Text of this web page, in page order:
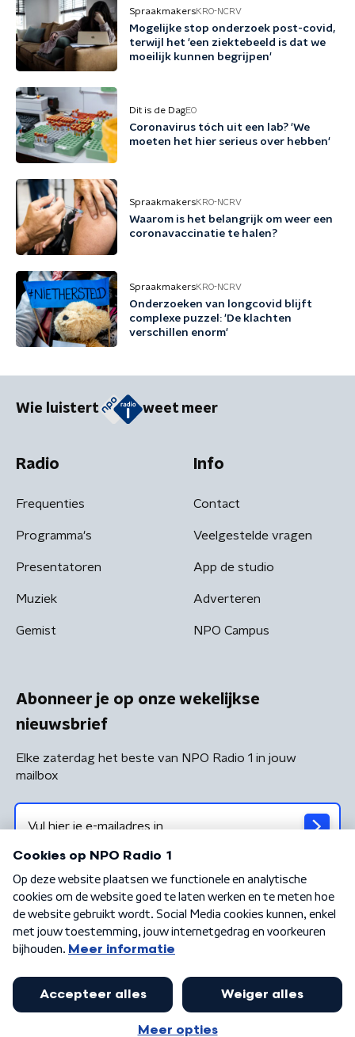
SpraakmakersKRO-NCRV
Mogelijke stop onderzoek post-covid,
terwijl het 'een ziektebeeld is dat we
moeilijk kunnen begrijpen'
Dit is de DagEO
Coronavirus tóch uit een lab? 'We
moeten het hier serieus over hebben'
SpraakmakersKRO-NCRV
Waarom is het belangrijk om weer een
coronavaccinatie te halen?
SpraakmakersKRO-NCRV
Onderzoeken van longcovid blijft
complexe puzzel: 'De klachten
verschillen enorm'
Wie luistert weet meer
Radio
Frequenties
Programma's
Presentatoren
Muziek
Gemist
Info
Contact
Veelgestelde vragen
App de studio
Adverteren
NPO Campus
Abonneer je op onze wekelijkse
nieuwsbrief
Elke zaterdag het beste van NPO Radio 1 in jouw
mailbox
Algemene voorwaarden